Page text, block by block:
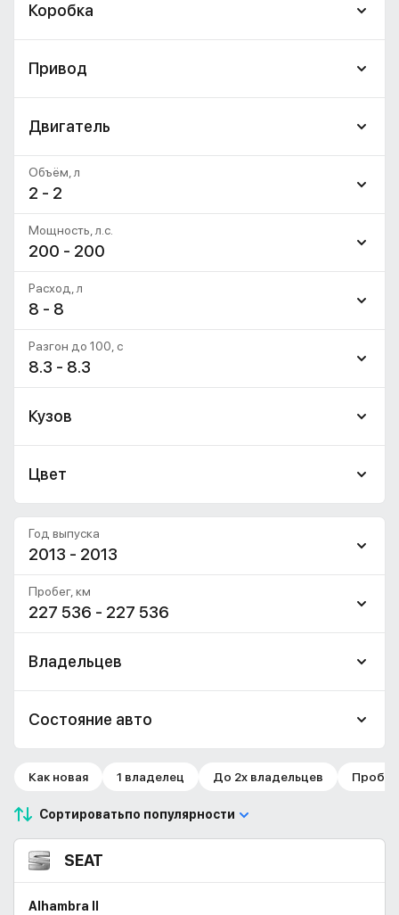
Коробка
Привод
Двигатель
2 - 2
Объём, л
200 - 200
Мощность, л.с.
8 - 8
Расход, л
8.3 - 8.3
Разгон до 100, c
Кузов
Цвет
2013 - 2013
Год выпуска
227 536 - 227 536
Пробег, км
Владельцев
Состояние авто
Как новая 1 владелец До 2х владельцев
Сортироватьпо популярности
SEAT
Alhambra II